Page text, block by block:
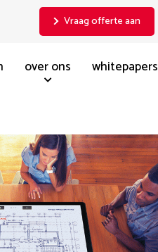
Vraag offerte aan
over ons whitepapers